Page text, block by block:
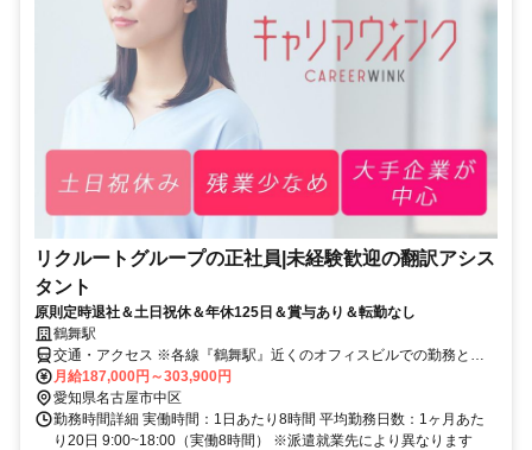
リクルートグループの正社員|未経験歓迎の翻訳アシス
タント
原則定時退社＆土日祝休＆年休125日＆賞与あり＆転勤なし
鶴舞駅
交通・アクセス ※各線『鶴舞駅』近くのオフィスビルでの勤務とな
ります
月給187,000円～303,900円
愛知県名古屋市中区
勤務時間詳細 実働時間：1日あたり8時間 平均勤務日数：1ヶ月あた
り20日 9:00~18:00（実働8時間） ※派遣就業先により異なります